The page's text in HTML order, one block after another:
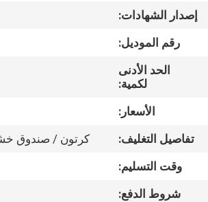
الافتراضي
معلومات
جولة
في
المعمل
إصدار الشهادات:
رقم الموديل:
الحد الأدنى
لكمية:
الأسعار:
تفاصيل التغليف:
كرتون / صندوق
وقت التسليم:
شروط الدفع: